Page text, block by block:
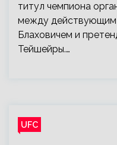
титул чемпиона
между действующим
Блаховичем и
Тейшейры.…
UFC